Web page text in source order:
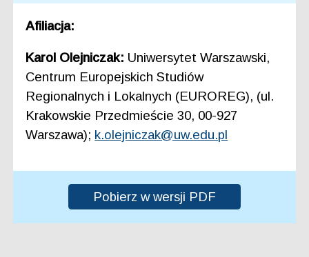
Afiliacja:
Karol Olejniczak: Uniwersytet Warszawski,
Centrum Europejskich Studiów
Regionalnych i Lokalnych (EUROREG), (ul.
Krakowskie Przedmieście 30, 00-927
Warszawa); k.olejniczak@uw.edu.pl
Pobierz w wersji PDF